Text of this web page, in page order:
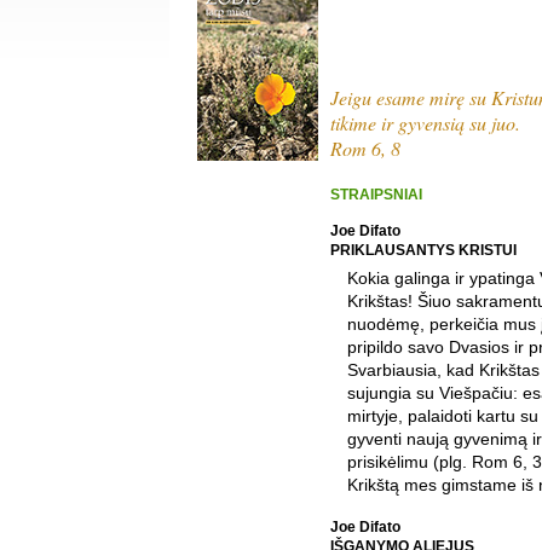
Jeigu esame mirę su
tikime ir gyvensią su juo.
Rom 6, 8
STRAIPSNIAI
Joe Difato
PRIKLAUSANTYS KRISTUI
Kokia galinga ir
Krikštas! Šiuo
nuodėmę, perkeičia mus
pripildo savo Dvasios ir
Svarbiausia, kad
sujungia su Viešpačiu:
mirtyje, palaidoti kartu
gyventi naują gyvenimą
prisikėlimu (plg. Rom 6,
Krikštą mes gimstame iš
Joe Difato
IŠGANYMO ALIEJUS